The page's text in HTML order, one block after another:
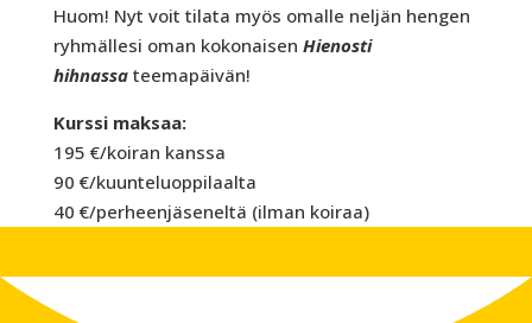
Huom! Nyt voit tilata myös omalle neljän hengen
ryhmällesi oman kokonaisen Hienosti
hihnassateemapäivän!
Kurssi maksaa:
195 €/koiran kanssa
90 €/kuunteluoppilaalta
40 €/perheenjäseneltä (ilman koiraa)